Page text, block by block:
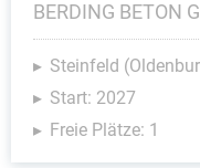
BERDING BETON
Steinfeld
Start: 2027
Freie Plätze: 1